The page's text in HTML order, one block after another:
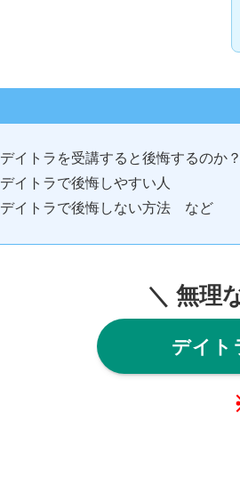
デイトラを受講すると後悔するのか？
デイトラで後悔しやすい人
デイトラで後悔しない方法 など
＼ 無理
デイト